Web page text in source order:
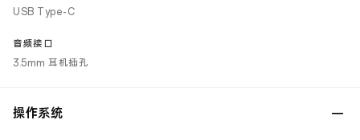
USB Type-C
音频接口
3.5mm 耳机插孔
操作系统